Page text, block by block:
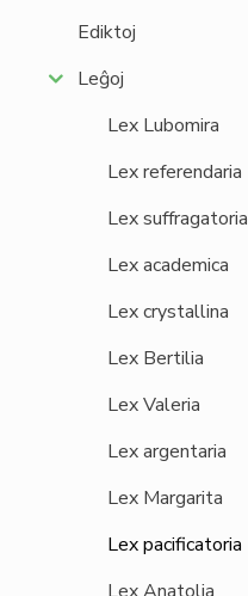
Ediktoj
Leĝoj
Lex Lubomira
Lex referendaria
Lex suffragatoria
Lex academica
Lex crystallina
Lex Bertilia
Lex Valeria
Lex argentaria
Lex Margarita
Lex pacificatoria